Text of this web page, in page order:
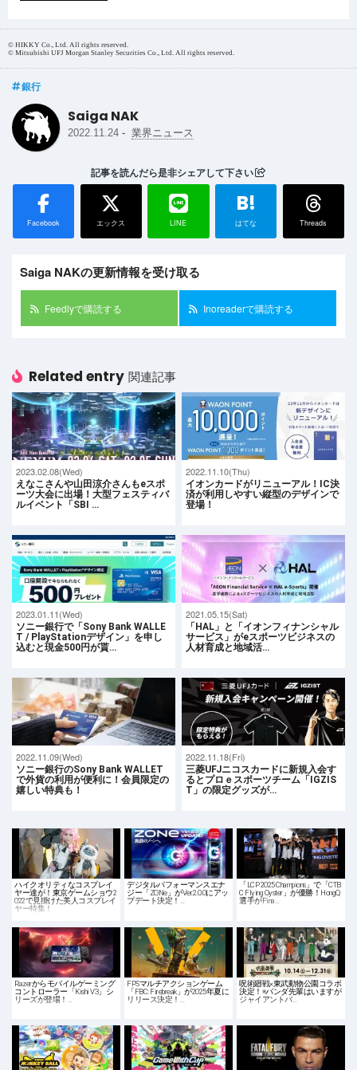
© HIKKY Co., Ltd. All rights reserved.
© Mitsubishi UFJ Morgan Stanley Securities Co., Ltd. All rights reserved.
銀行
Saiga NAK
2022.11.24 - 業界ニュース
記事を読んだら是非シェアして下さい
Facebook エックス LINE
B!
はてな Threads
Saiga NAKの更新情報を受け取る
Feedlyで購読する Inoreaderで購読する
Related entry 関連記事
2023.02.08(Wed)
えなこさんや山田涼介さんもeスポ
ーツ大会に出場！大型フェスティバ
ルイベント「SBI …
2022.11.10(Thu)
イオンカードがリニューアル！IC決
済が利用しやすい縦型のデザインで
登場！
2023.01.11(Wed)
ソニー銀行で「Sony Bank WALLE
T / PlayStationデザイン」を申し
込むと現金500円が貰…
2021.05.15(Sat)
「HAL」と「イオンフィナンシャル
サービス」がeスポーツビジネスの
人材育成と地域活…
2022.11.09(Wed)
ソニー銀行のSony Bank WALLET
で外貨の利用が便利に！会員限定の
嬉しい特典も！
2022.11.18(Fri)
三菱UFJニコスカードに新規入会す
るとプロｅスポーツチーム「IGZIS
T」の限定グッズが…
ハイクオリティなコスプレイ
ヤー達が！東京ゲームショウ2
022で見掛けた美人コスプレイ
ヤー特集！
デジタルパフォーマンスエナ
ジー「ZONe」がVer.2.0.0にアッ
プデート決定！…
「LCP 2025 Champions」で「CTB
C Flying Oyster」が優勝！HongQ
選手がFina…
Razerからモバイルゲーミング
コントローラー「Kishi V3」シ
リーズが登場！…
FPSマルチアクションゲーム
「FBC: Firebreak」が2025年夏に
リリース決定！…
呪術廻戦×東武動物公園コラボ
決定！※パンダ先輩はいますが
ジャイアントパ…